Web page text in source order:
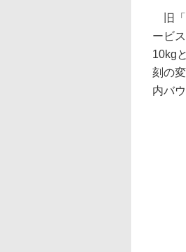
旧「
ービ
10kg
刻の
内バ